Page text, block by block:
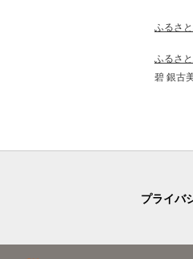
ふるさ
ふるさ
碧 銀古
プライバ